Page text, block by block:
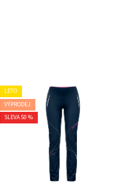
LÉTO
VÝPRODEJ
SLEVA 50 %